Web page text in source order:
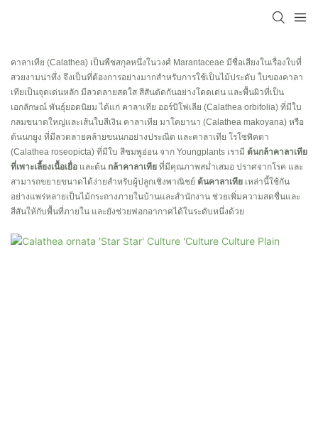
คาลาเทีย (Calathea) เป็นพืชสกุลหนึ่งในวงศ์ Marantaceae มีชื่อเสียงในเรื่องใบที่
สวยงามน่าทึ่ง จึงเป็นที่ต้องการอย่างมากสำหรับการใช้เป็นไม้ประดับ ใบของคาลา
เทียเป็นจุดเด่นหลัก มีลวดลายสดใส สีสันตัดกันอย่างโดดเด่น และพื้นผิวที่เป็น
เอกลักษณ์ พันธุ์ยอดนิยม ได้แก่ คาลาเทีย ออร์บิโฟเลีย (Calathea orbifolia) ที่มีใบ
กลมขนาดใหญ่และเส้นใบสีเงิน คาลาเทีย มาโคยานา (Calathea makoyana) หรือ
ต้นนกยูง ที่มีลวดลายคล้ายขนนกอย่างประณีต และคาลาเทีย โรโซพิคตา
(Calathea roseopicta) ที่มีใบ สีชมพูอ่อน จาก Youngplants เรามี ต้นกล้าคาลาเทีย
ที่เพาะเลี้ยงเนื้อเยื่อ และต้น กล้าคาลาเทีย ที่มีคุณภาพสม่ำเสมอ ปราศจากโรค และ
สามารถขยายขนาดได้ง่ายสำหรับผู้ปลูกเชิงพาณิชย์ ต้นคาลาเทีย เหล่านี้ใช้กัน
อย่างแพร่หลายเป็นไม้กระถางภายในบ้านและสำนักงาน ช่วยเพิ่มความสดชื่นและ
สีสันให้กับพื้นที่ภายใน และยังช่วยฟอกอากาศได้ในระดับหนึ่งด้วย